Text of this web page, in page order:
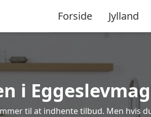
Forside Jylland
i
til at indhente tilbud. Men hvis